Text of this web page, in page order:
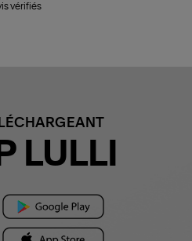
vérifiés
LULLI